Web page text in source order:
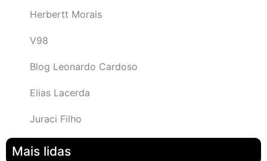
Herbertt Morais
V98
Blog Leonardo Cardoso
Elias Lacerda
Juraci Filho
Mais lidas